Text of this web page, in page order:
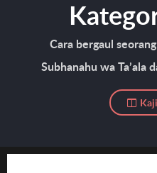
Cara bergaul
Subhanahu wa Ta’ala